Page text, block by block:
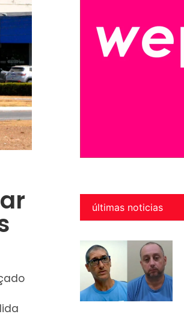
últimas noticias